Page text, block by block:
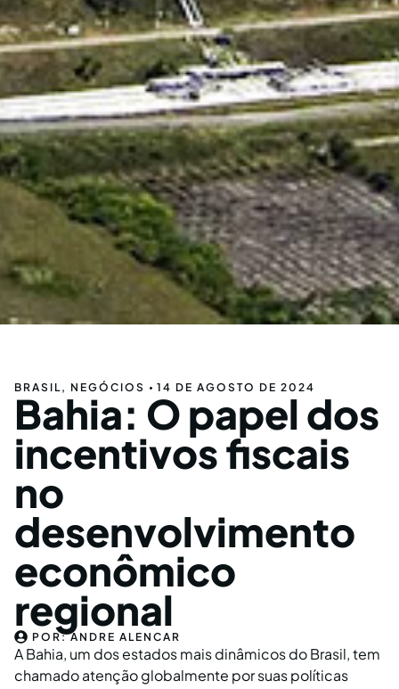
BRASIL, NEGÓCIOS 14 DE AGOSTO DE 2024
Bahia: O papel dos
incentivos fiscais
no
desenvolvimento
econômico
regional
POR:ANDRE ALENCAR
A Bahia, um dos estados mais dinâmicos do Brasil, tem
chamado atenção globalmente por suas políticas